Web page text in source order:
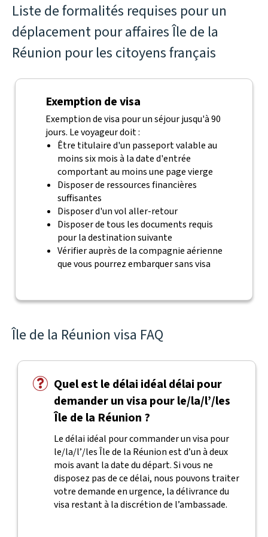
Liste de formalités requises pour un
déplacement pour affaires Île de la
Réunion pour les citoyens français
Exemption de visa
Exemption de visa pour un séjour jusqu'à 90
jours. Le voyageur doit :
Être titulaire d'un passeport valable au
moins six mois à la date d'entrée
comportant au moins une page vierge
Disposer de ressources financières
suffisantes
Disposer d'un vol aller-retour
Disposer de tous les documents requis
pour la destination suivante
Vérifier auprès de la compagnie aérienne
que vous pourrez embarquer sans visa
Île de la Réunion visa FAQ
Quel est le délai idéal délai pour
demander un visa pour le/la/l’/les
Île de la Réunion ?
Le délai idéal pour commander un visa pour
le/la/l’/les Île de la Réunion est d’un à deux
mois avant la date du départ. Si vous ne
disposez pas de ce délai, nous pouvons traiter
votre demande en urgence, la délivrance du
visa restant à la discrétion de l’ambassade.